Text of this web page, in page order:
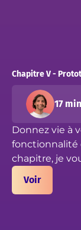
Chapitre V -
17 min
Donnez vie à
fonctionnalité
chapitre, je
animations
navigation
Voir